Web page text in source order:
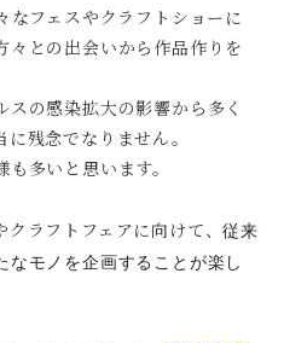
フェスやクラフトショーに
々との出会いから作品作りを
の感染拡大の影響から多く
残念でなりません。
多いと思います。
クラフトフェアに向けて、従来
なモノを企画することが楽し